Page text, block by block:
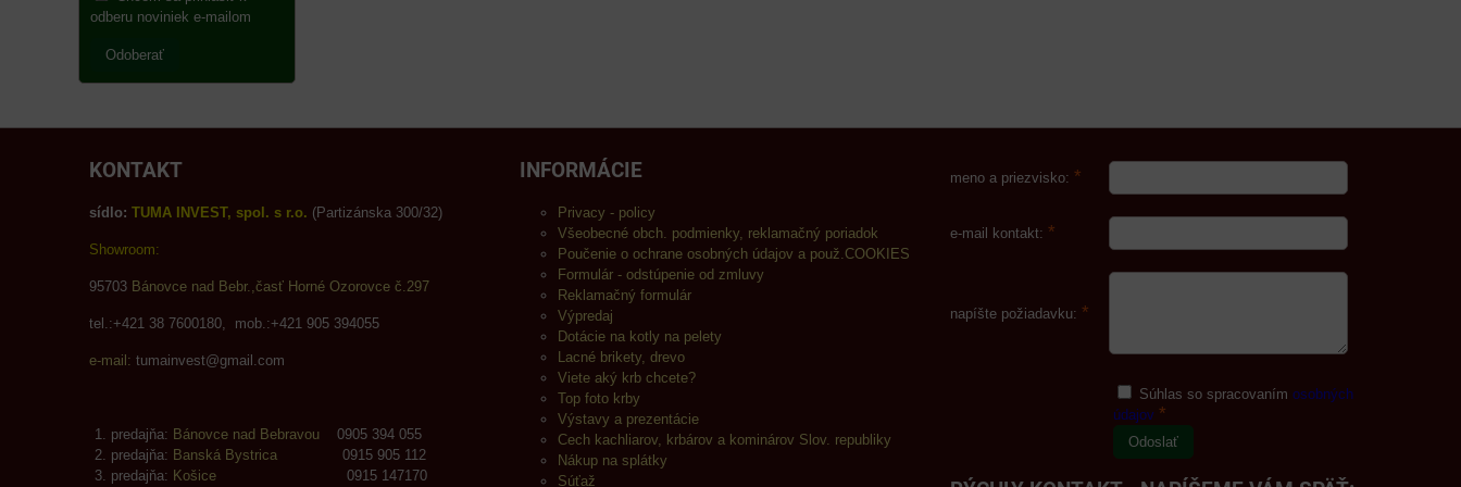
odberu noviniek e-mailom
Odoberať
KONTAKT
sídlo: TUMA INVEST, spol. s r.o. (Partizánska 300/32)
Showroom:
95703 Bánovce nad Bebr.,časť Horné Ozorovce č.297
tel.:+421 38 7600180, mob.:+421 905 394055
e-mail: tumainvest@gmail.com
predajňa: Bánovce nad Bebravou 0905 394 055
predajňa: Banská Bystrica 0915 905 112
predajňa: Košice 0915 147170
INFORMÁCIE
Privacy - policy
Všeobecné obch. podmienky, reklamačný poriadok
Poučenie o ochrane osobných údajov a použ.COOKIES
Formulár - odstúpenie od zmluvy
Reklamačný formulár
Výpredaj
Dotácie na kotly na pelety
Lacné brikety, drevo
Viete aký krb chcete?
Top foto krby
Výstavy a prezentácie
Cech kachliarov, krbárov a kominárov Slov. republiky
Nákup na splátky
Súťaž
meno a priezvisko: *
e-mail kontakt: *
napíšte požiadavku: *
Súhlas so spracovanímosobných
údajov *
Odoslať